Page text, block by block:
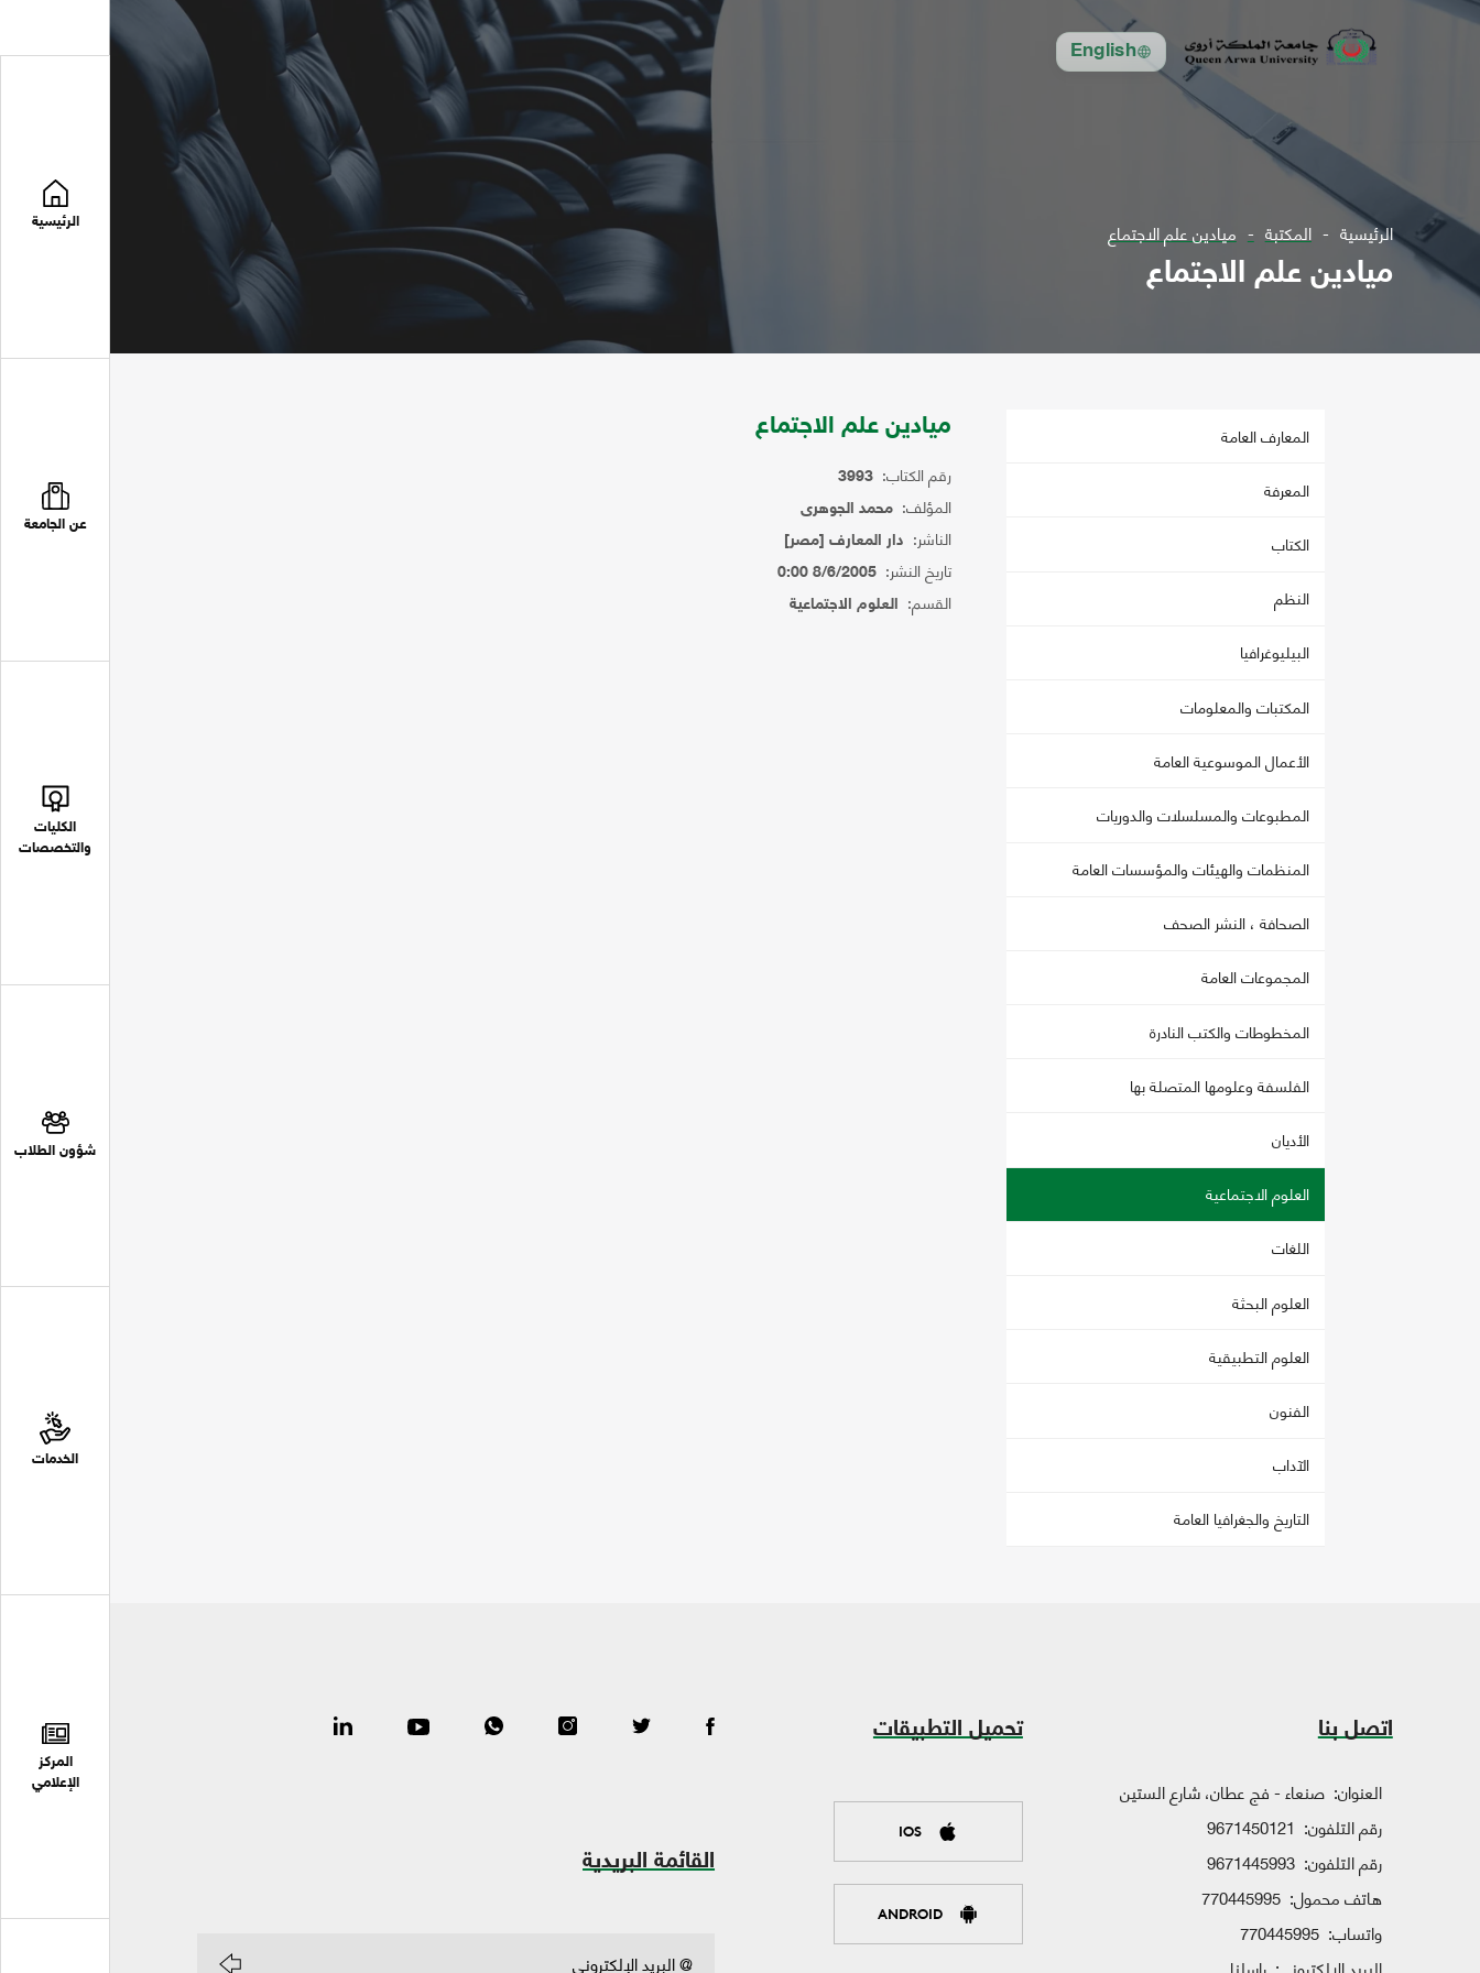
English
الرئيسية
عن الجامعة
الكليات
والتخصصات
شؤون الطلاب
الخدمات
المركز
الإعلامي
الرئيسية المكتبة ميادين علم الاجتماع
ميادين علم الاجتماع
المعارف العامة
المعرفة
الكتاب
النظم
البيليوغرافيا
المكتبات والمعلومات
الأعمال الموسوعية العامة
المطبوعات والمسلسلات والدوريات
المنظمات والهيئات والمؤسسات العامة
الصحافة ، النشر الصحف
المجموعات العامة
المخطوطات والكتب النادرة
الفلسفة وعلومها المتصلة بها
الأديان
العلوم الاجتماعية
اللغات
العلوم البحثة
العلوم التطبيقية
الفنون
الآداب
التاريخ والجغرافيا العامة
ميادين علم الاجتماع
رقم الكتاب: 3993
المؤلف: محمد الجوهرى
الناشر: دار المعارف [مصر]
تاريخ النشر: 8/6/2005 0:00
القسم: العلوم الاجتماعية
اتصل بنا
العنوان: صنعاء - فج عطان، شارع الستين
رقم التلفون: 9671450121
رقم التلفون: 9671445993
هاتف محمول: 770445995
واتساب: 770445995
تحميل التطبيقات
IOS
ANDROID
القائمة البريدية